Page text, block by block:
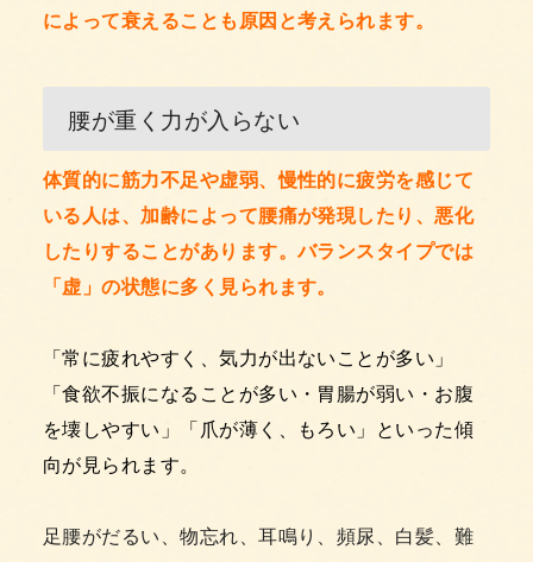
によって衰えることも原因と考えられます。
腰が重く力が入らない
体質的に筋力不足や虚弱、慢性的に疲労を感じて
いる人は、加齢によって腰痛が発現したり、悪化
したりすることがあります。バランスタイプでは
「虚」の状態に多く見られます。
「常に疲れやすく、気力が出ないことが多い」
「食欲不振になることが多い・胃腸が弱い・お腹
を壊しやすい」「爪が薄く、もろい」といった傾
向が見られます。
足腰がだるい、物忘れ、耳鳴り、頻尿、白髪、難